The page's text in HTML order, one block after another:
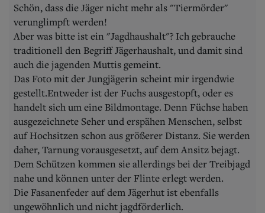
Schön, dass die Jäger nicht mehr als "Tiermörder"
verunglimpft werden!
Aber was bitte ist ein "Jagdhaushalt"? Ich gebrauche
traditionell den Begriff Jägerhaushalt, und damit sind
auch die jagenden Muttis gemeint.
Das Foto mit der Jungjägerin scheint mir irgendwie
gestellt.Entweder ist der Fuchs ausgestopft, oder es
handelt sich um eine Bildmontage. Denn Füchse haben
ausgezeichnete Seher und erspähen Menschen, selbst
auf Hochsitzen schon aus größerer Distanz. Sie werden
daher, Tarnung vorausgesetzt, auf dem Ansitz bejagt.
Dem Schützen kommen sie allerdings bei der Treibjagd
nahe und können unter der Flinte erlegt werden.
Die Fasanenfeder auf dem Jägerhut ist ebenfalls
ungewöhnlich und nicht jagdförderlich.